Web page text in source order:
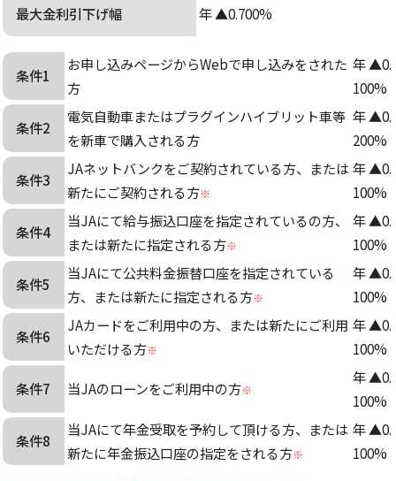
最大金利引下げ幅
年 ▲0.700%
条件1
お申し込みページからWebで申し込みをされた
方
年▲0.
100%
条件2
電気自動車またはプラグインハイブリット車等
を新車で購入される方
年▲0.
200%
条件3
JAネットバンクをご契約されている方、または
新たにご契約される方※
年▲0.
100%
条件4
当JAにて給与振込口座を指定されているの方、
または新たに指定される方※
年▲0.
100%
条件5
当JAにて公共料金振替口座を指定されている
方、または新たに指定される方※
年▲0.
100%
条件6
JAカードをご利用中の方、または新たにご利用
いただける方※
年▲0.
100%
条件7 当JAのローンをご利用中の方※
年▲0.
100%
条件8
当JAにて年金受取を予約して頂ける方、または
新たに年金振込口座の指定をされる方※
年▲0.
100%